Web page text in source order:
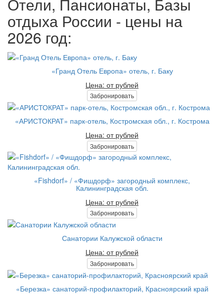
Отели, Пансионаты, Базы
отдыха России - цены на
2026 год:
«Гранд Отель Европа» отель, г. Баку
Цена: от рублей
Забронировать
«АРИСТОКРАТ» парк-отель, Костромская обл., г. Кострома
Цена: от рублей
Забронировать
«Fishdorf» / «Фишдорф» загородный комплекс,
Калининградская обл.
Цена: от рублей
Забронировать
Санатории Калужской области
Цена: от рублей
Забронировать
«Березка» санаторий-профилакторий, Красноярский край